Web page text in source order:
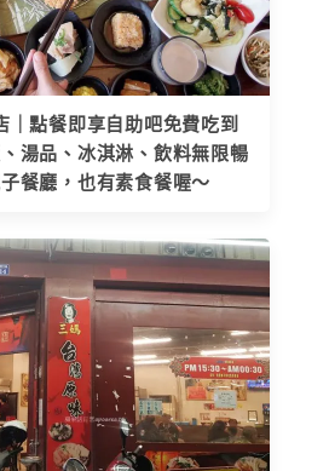
｜點餐即享自助吧免費吃到
湯品、冰淇淋、飲料無限暢
餐廳，也有素食餐喔～